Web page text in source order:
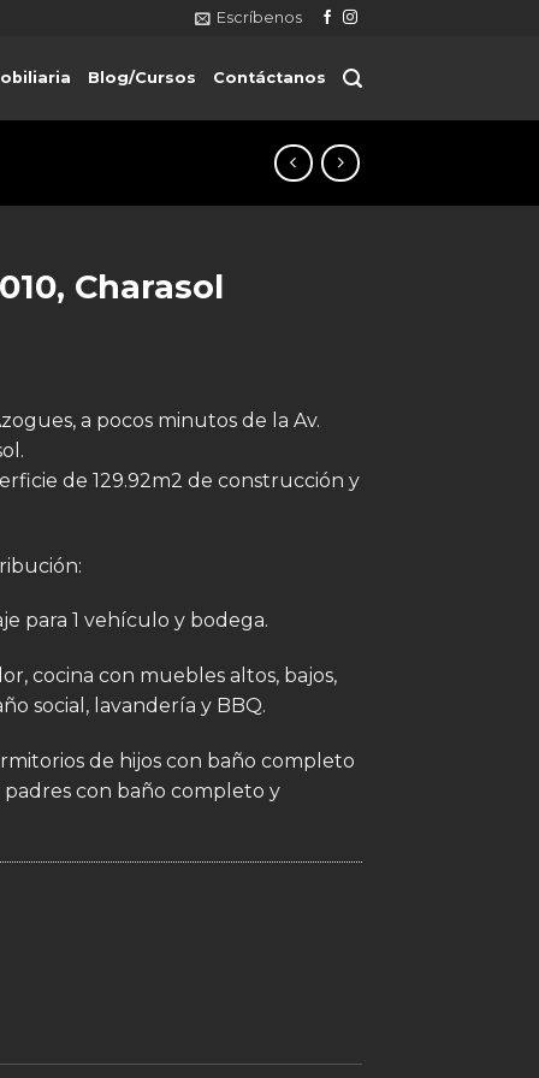
Escríbenos
Blog/Cursos Contáctanos
Charasol
a pocos minutos de la Av.
de 129.92m2 de construcción y
para 1 vehículo y bodega.
cocina con muebles altos, bajos,
social, lavandería y BBQ.
de hijos con baño completo
con baño completo y